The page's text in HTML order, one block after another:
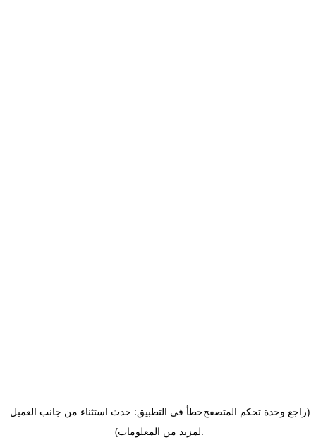
خطأ في التطبيق: حدث استثناء من جانب العميل(راجع وحدة تحكم المتصفح
لمزيد من المعلومات).